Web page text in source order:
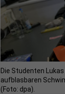
Die Studenten
aufblasbaren
(Foto: dpa).